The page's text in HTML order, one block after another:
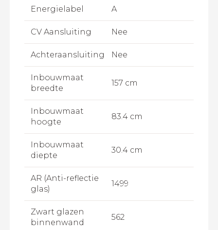
Energielabel A
CV Aansluiting Nee
Achteraansluiting Nee
Inbouwmaat
breedte
157 cm
Inbouwmaat
hoogte
83.4 cm
Inbouwmaat
diepte
30.4 cm
AR (Anti-reflectie
glas)
1499
Zwart glazen
binnenwand
562